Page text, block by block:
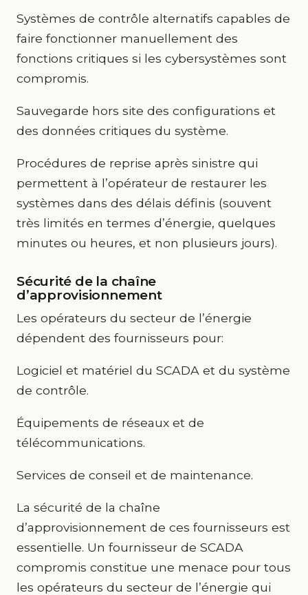
Systèmes de contrôle alternatifs capables de
faire fonctionner manuellement des
fonctions critiques si les cybersystèmes sont
compromis.
Sauvegarde hors site des configurations et
des données critiques du système.
Procédures de reprise après sinistre qui
permettent à l’opérateur de restaurer les
systèmes dans des délais définis (souvent
très limités en termes d’énergie, quelques
minutes ou heures, et non plusieurs jours).
Sécurité de la chaîne
d’approvisionnement
Les opérateurs du secteur de l’énergie
dépendent des fournisseurs pour:
Logiciel et matériel du SCADA et du système
de contrôle.
Équipements de réseaux et de
télécommunications.
Services de conseil et de maintenance.
La sécurité de la chaîne
d’approvisionnement de ces fournisseurs est
essentielle. Un fournisseur de SCADA
compromis constitue une menace pour tous
les opérateurs du secteur de l’énergie qui